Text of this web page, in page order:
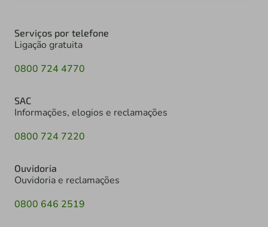
Serviços por telefone
Ligação gratuita
0800 724 4770
SAC
Informações, elogios e reclamações
0800 724 7220
Ouvidoria
Ouvidoria e reclamações
0800 646 2519